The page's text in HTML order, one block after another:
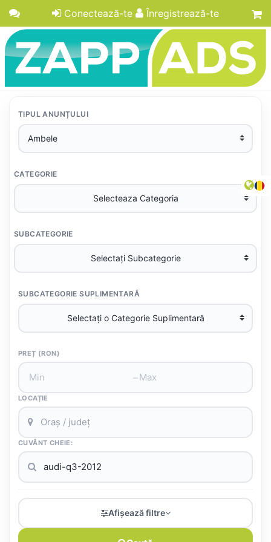
Conectează-te Înregistrează-te
TIPUL ANUNȚULUI
CATEGORIE
SUBCATEGORIE
SUBCATEGORIE SUPLIMENTARĂ
PREȚ (RON)
–
LOCAȚIE
CUVÂNT CHEIE:
Afișează filtre